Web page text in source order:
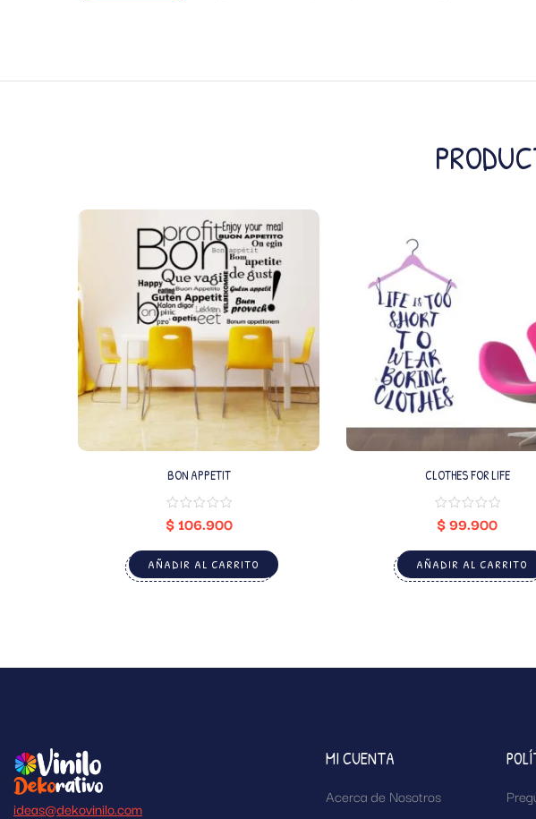
BON APPETIT
$106.900
AÑADIR AL CARRITO
CLOTHES FOR LIFE
$99.900
AÑADIR AL CARRITO
ideas@dekovinilo.com
MI CUENTA
Acerca de Nosotros